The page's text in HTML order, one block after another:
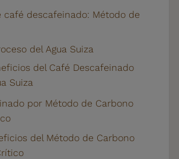
café descafeinado: Método de
del Agua Suiza
del Café Descafeinado
Suiza
por Método de Carbono
del Método de Carbono